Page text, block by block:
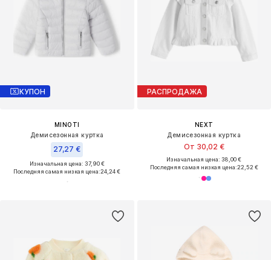
КУПОН
MINOTI
Демисезонная куртка
27,27 €
Изначальная цена: 37,90 €
Последняя самая низкая цена:24,24 €
РАСПРОДАЖА
NEXT
Демисезонная куртка
От 30,02 €
Изначальная цена: 38,00 €
Последняя самая низкая цена:22,52 €